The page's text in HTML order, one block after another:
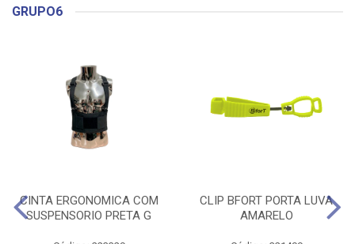
GRUPO6
CINTA ERGONOMICA COM
SUSPENSORIO PRETA G
CLIP BFORT PORTA LUVA
AMARELO